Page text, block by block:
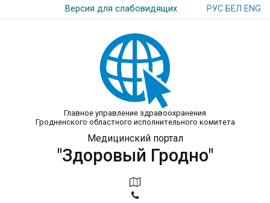
Версия для слабовидящих РУС БЕЛ ENG
Главное управление здравоохранения
Гродненского областного исполнительного комитета
Медицинский портал
"Здоровый Гродно"